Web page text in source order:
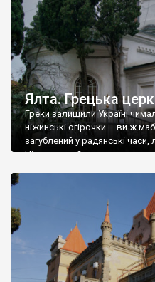
Ялта. Грецька
Греки залишили Україні
ніжинські огірочки – ви ж
загублений у радянські
Ніжин греки?